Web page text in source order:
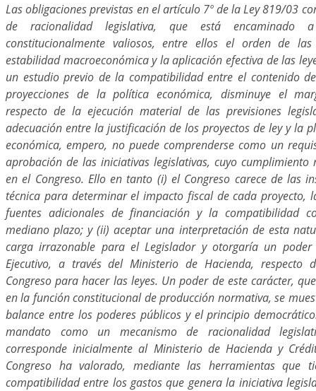
Las obligaciones previstas en el artículo 7º de la Ley 819/03
de racionalidad legislativa, que está encaminado
constitucionalmente valiosos, entre ellos el orden de
estabilidad macroeconómica y la aplicación efectiva de las
un estudio previo de la compatibilidad entre el contenido
proyecciones de la política económica, disminuye el
respecto de la ejecución material de las previsiones
adecuación entre la justificación de los proyectos de ley y la
económica, empero, no puede comprenderse como un
aprobación de las iniciativas legislativas, cuyo cumplimiento
en el Congreso. Ello en tanto (i) el Congreso carece de las
técnica para determinar el impacto fiscal de cada proyecto,
fuentes adicionales de financiación y la compatibilidad
mediano plazo; y (ii) aceptar una interpretación de esta
carga irrazonable para el Legislador y otorgaría un
Ejecutivo, a través del Ministerio de Hacienda, respecto
Congreso para hacer las leyes. Un poder de este carácter,
en la función constitucional de producción normativa, se
balance entre los poderes públicos y el principio
mandato como un mecanismo de racionalidad
corresponde inicialmente al Ministerio de Hacienda y
Congreso ha valorado, mediante las herramientas que
compatibilidad entre los gastos que genera la iniciativa